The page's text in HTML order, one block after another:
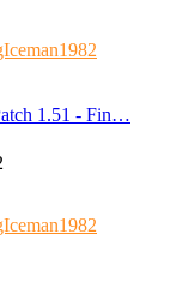
1.51 - Fin…